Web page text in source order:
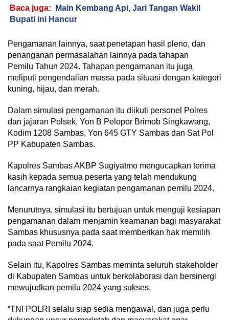
Baca juga:
Main Kembang Api, Jari Tangan Wakil
Bupati ini Hancur
Pengamanan lainnya, saat penetapan hasil pleno, dan
penanganan permasalahan lainnya pada tahapan
Pemilu Tahun 2024. Tahapan pengamanan itu juga
meliputi pengendalian massa pada situasi dengan kategori
kuning, hijau, dan merah.
Dalam simulasi pengamanan itu diikuti personel Polres
dan jajaran Polsek, Yon B Pelopor Brimob Singkawang,
Kodim 1208 Sambas, Yon 645 GTY Sambas dan Sat Pol
PP Kabupaten Sambas.
Kapolres Sambas AKBP Sugiyatmo mengucapkan terima
kasih kepada semua peserta yang telah mendukung
lancarnya rangkaian kegiatan pengamanan pemilu 2024.
Menurutnya, simulasi itu bertujuan untuk menguji kesiapan
pengamanan dalam menjamin keamanan bagi masyarakat
Sambas khususnya pada saat memberikan hak memilih
pada saat Pemilu 2024.
Selain itu, Kapolres Sambas meminta seluruh stakeholder
di Kabupaten Sambas untuk berkolaborasi dan bersinergi
mewujudkan pemilu 2024 yang sukses.
“TNI POLRI selalu siap sedia mengawal, dan juga perlu